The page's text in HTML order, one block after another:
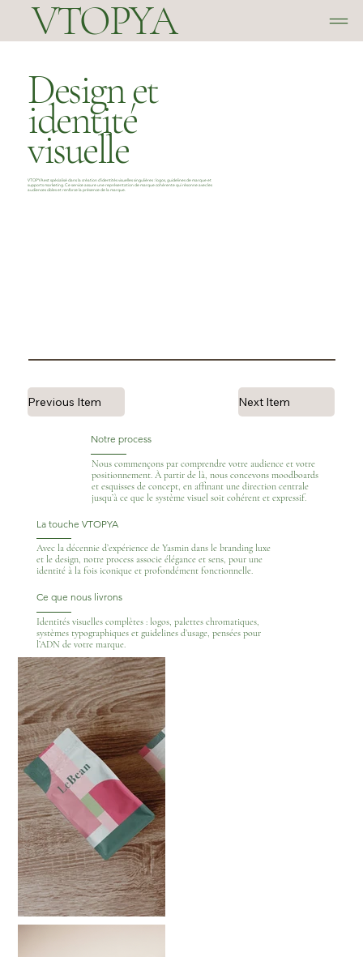
VTOPYA
Previous Item Next Item
La touche VTOPYA
Avec la décennie d’expérience de Yasmin dans le branding luxe
et le design, notre process associe élégance et sens, pour une
identité à la fois iconique et profondément fonctionnelle.
Notre process
Nous commençons par comprendre votre audience et votre
positionnement. À partir de là, nous concevons moodboards
et esquisses de concept, en affinant une direction centrale
jusqu’à ce que le système visuel soit cohérent et expressif.
Ce que nous livrons
Identités visuelles complètes : logos, palettes chromatiques,
systèmes typographiques et guidelines d’usage, pensées pour
l’ADN de votre marque.
Design et
identité
visuelle
VTOPYA est spécialisé dans la création d’identités visuelles singulières : logos, guidelines de marque et
supports marketing. Ce service assure une représentation de marque cohérente qui résonne avec les
audiences cibles et renforce la présence de la marque.